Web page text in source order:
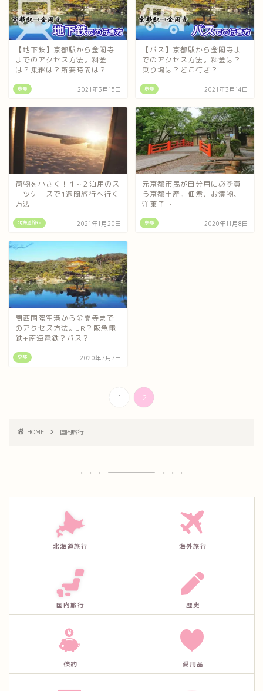
京都
【地下鉄】京都駅から金閣寺
までのアクセス方法。料金
は？乗継は？所要時間は？
2021年3月15日 京都
【バス】京都駅から金閣寺ま
でのアクセス方法。料金は？
乗り場は？どこ行き？
2021年3月14日
北海道旅行
荷物を小さく！１~２泊用のス
ーツケースで1週間旅行へ行く
方法
2021年1月20日 京都
元京都市民が自分用に必ず買
う京都土産。佃煮、お漬物、
洋菓子…
2020年11月8日
京都
関西国際空港から金閣寺まで
のアクセス方法。JR？阪急電
鉄+南海電鉄？バス？
2020年7月7日
1 2
HOME 国内旅行
北海道旅行 海外旅行
国内旅行 歴史
倹約 愛用品